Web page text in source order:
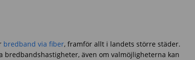
bredband via fiber, framför allt i landets större städer.
även om valmöjligheterna kan